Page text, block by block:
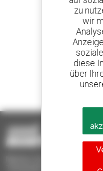
800
1 von 4
weltweit
Manitou-Gebrauchtprodukte
Teleskoplader, Maststapler,
zu
wir
diese
über